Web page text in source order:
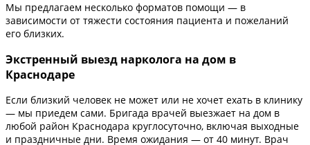
Мы предлагаем несколько форматов помощи — в
зависимости от тяжести состояния пациента и пожеланий
его близких.
Экстренный выезд нарколога на дом в
Краснодаре
Если близкий человек не может или не хочет ехать в клинику
— мы приедем сами. Бригада врачей выезжает на дом в
любой район Краснодара круглосуточно, включая выходные
и праздничные дни. Время ожидания — от 40 минут. Врач